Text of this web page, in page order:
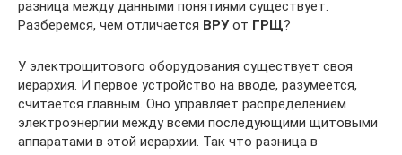
разница между данными понятиями существует.
Разберемся, чем отличается ВРУот ГРЩ?
У электрощитового оборудования существует своя
иерархия. И первое устройство на вводе, разумеется,
считается главным. Оно управляет распределением
электроэнергии между всеми последующими щитовыми
аппаратами в этой иерархии. Так что разница в